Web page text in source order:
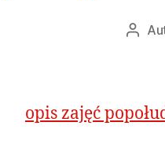
opis zajęć